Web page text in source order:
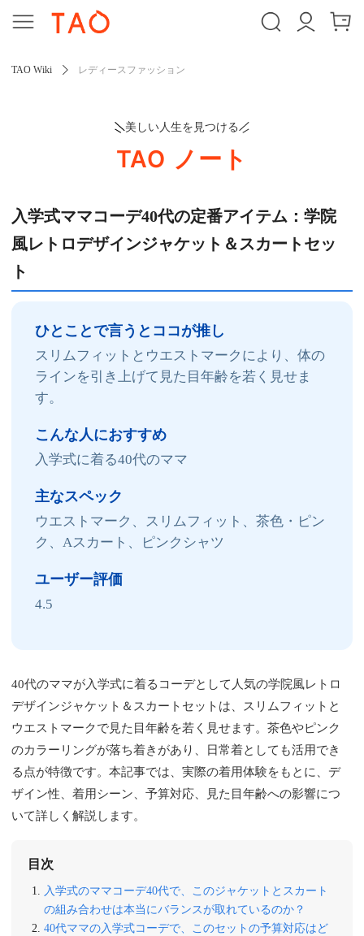
TAO Wiki レディースファッション
美しい人生を見つける
TAO ノート
入学式ママコーデ40代の定番アイテム：学院
風レトロデザインジャケット＆スカートセッ
ト
ひとことで言うとココが推し
スリムフィットとウエストマークにより、体の
ラインを引き上げて見た目年齢を若く見せま
す。
こんな人におすすめ
入学式に着る40代のママ
主なスペック
ウエストマーク、スリムフィット、茶色・ピン
ク、Aスカート、ピンクシャツ
ユーザー評価
4.5
40代のママが入学式に着るコーデとして人気の学院風レトロ
デザインジャケット＆スカートセットは、スリムフィットと
ウエストマークで見た目年齢を若く見せます。茶色やピンク
のカラーリングが落ち着きがあり、日常着としても活用でき
る点が特徴です。本記事では、実際の着用体験をもとに、デ
ザイン性、着用シーン、予算対応、見た目年齢への影響につ
いて詳しく解説します。
目次
入学式のママコーデ40代で、このジャケットとスカート
の組み合わせは本当にバランスが取れているのか？
40代ママの入学式コーデで、このセットの予算対応はど